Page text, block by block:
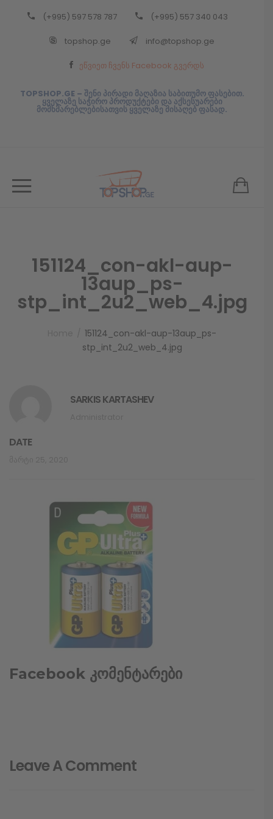
(+995) 597 578 787 (+995) 557 340 043
topshop.ge info@topshop.ge
ეწვიეთ ჩვენს Facebook გვერდს
TOPSHOP.GE – შენი პირადი მაღაზია საბითუმო ფასებით.
ყველაზე საჭირო პროდუქტები და აქსესუარები
მომხმარებლებისათვის ყველაზე მისაღებ ფასად.
151124_con-akl-aup-
13aup_ps-
stp_int_2u2_web_4.jpg
151124_con-akl-aup-13aup_ps-
stp_int_2u2_web_4.jpg
SARKIS KARTASHEV
DATE
Facebook კომენტარები
Leave A Comment
Back